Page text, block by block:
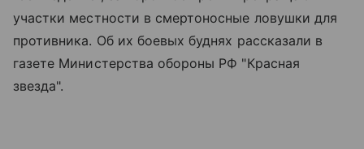
участки местности в смертоносные ловушки для
противника. Об их боевых буднях рассказали в
газете Министерства обороны РФ "Красная
звезда".